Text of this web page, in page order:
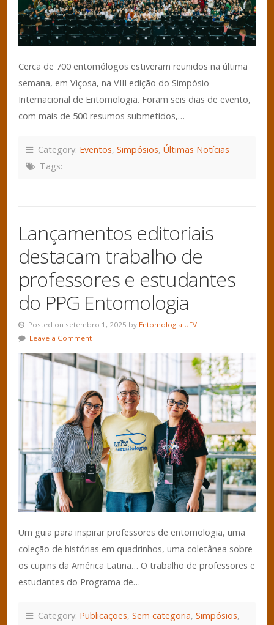
Cerca de 700 entomólogos estiveram reunidos na última
semana, em Viçosa, na VIII edição do Simpósio
Internacional de Entomologia. Foram seis dias de evento,
com mais de 500 resumos submetidos,…
Category: Eventos, Simpósios, Últimas Notícias
Tags:
Lançamentos editoriais
destacam trabalho de
professores e estudantes
do PPG Entomologia
Posted on setembro 1, 2025 by Entomologia UFV
Leave a Comment
Um guia para inspirar professores de entomologia, uma
coleção de histórias em quadrinhos, uma coletânea sobre
os cupins da América Latina… O trabalho de professores e
estudantes do Programa de…
Category: Publicações, Sem categoria, Simpósios,